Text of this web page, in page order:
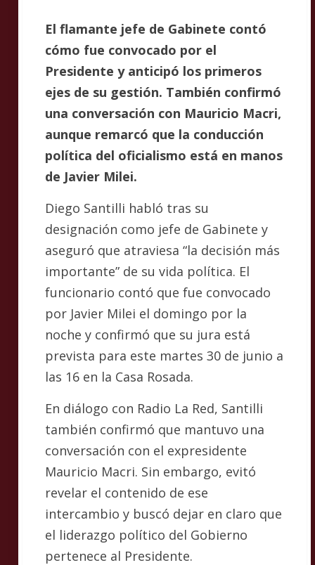
El flamante jefe de Gabinete contó
cómo fue convocado por el
Presidente y anticipó los primeros
ejes de su gestión. También confirmó
una conversación con Mauricio Macri,
aunque remarcó que la conducción
política del oficialismo está en manos
de Javier Milei.
Diego Santilli habló tras su
designación como jefe de Gabinete y
aseguró que atraviesa “la decisión más
importante” de su vida política. El
funcionario contó que fue convocado
por Javier Milei el domingo por la
noche y confirmó que su jura está
prevista para este martes 30 de junio a
las 16 en la Casa Rosada.
En diálogo con Radio La Red, Santilli
también confirmó que mantuvo una
conversación con el expresidente
Mauricio Macri. Sin embargo, evitó
revelar el contenido de ese
intercambio y buscó dejar en claro que
el liderazgo político del Gobierno
pertenece al Presidente.